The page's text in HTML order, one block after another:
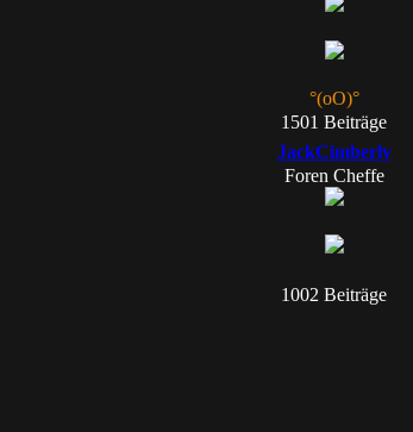
°(oO)°
1501 Beiträge
JackCimberly
Foren Cheffe
1002 Beiträge